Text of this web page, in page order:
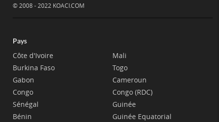
© 2008 - 2022 KOACI.COM
Pays
Côte d'Ivoire
Burkina Faso
Gabon
Congo
Sénégal
Bénin
Mali
Togo
Cameroun
Congo (RDC)
Guinée
Guinée Equatorial